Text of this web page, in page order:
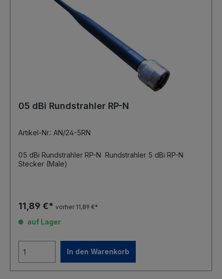
05 dBi Rundstrahler RP-N
Artikel-Nr.: AN/24-5RN
05 dBi Rundstrahler RP-N Rundstrahler 5 dBi RP-N
11,89 €* vorher 11,89 €*
auf Lager
In den Warenkorb